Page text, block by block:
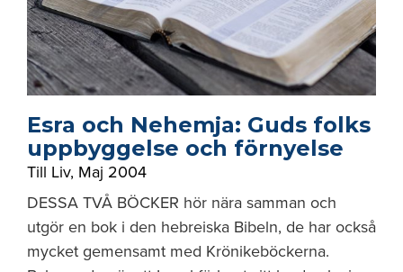
Esra och Nehemja: Guds folks
uppbyggelse och förnyelse
Till Liv, Maj 2004
DESSA TVÅ BÖCKER hör nära samman och
utgör en bok i den hebreiska Bibeln, de har också
mycket gemensamt med Krönikeböckerna.